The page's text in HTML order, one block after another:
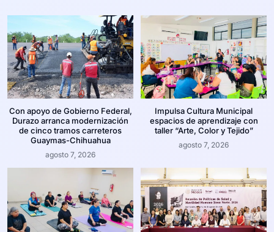
Con apoyo de Gobierno Federal,
Durazo arranca modernización
de cinco tramos carreteros
Guaymas-Chihuahua
agosto 7, 2026
Impulsa Cultura Municipal
espacios de aprendizaje con
taller “Arte, Color y Tejido”
agosto 7, 2026